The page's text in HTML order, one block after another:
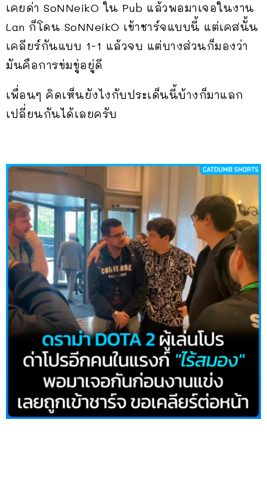
เคยด่า SoNNeikO ใน Pub แล้วพอมาเจอในงาน
Lan ก็โดน SoNNeikO เข้าชาร์จแบบนี้ แต่เคสนั้น
เคลียร์กันแบบ 1-1 แล้วจบ แต่บางส่วนก็มองว่า
มันคือการข่มขู่อยู่ดี
เพื่อนๆ คิดเห็นยังไงกับประเด็นนี้บ้างก็มาแลก
เปลี่ยนกันได้เลยครับ